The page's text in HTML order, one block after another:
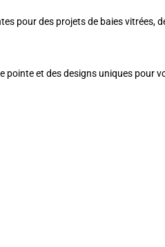
pour des projets de baies vitrées,
et des designs uniques pour